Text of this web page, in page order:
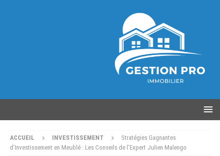
ACCUEIL INVESTISSEMENT
Stratégies Gagnantes
d’Investissement en Meublé : Les Conseils de l’Expert Julien Malengo